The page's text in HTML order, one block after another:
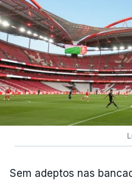
Sem adeptos nas